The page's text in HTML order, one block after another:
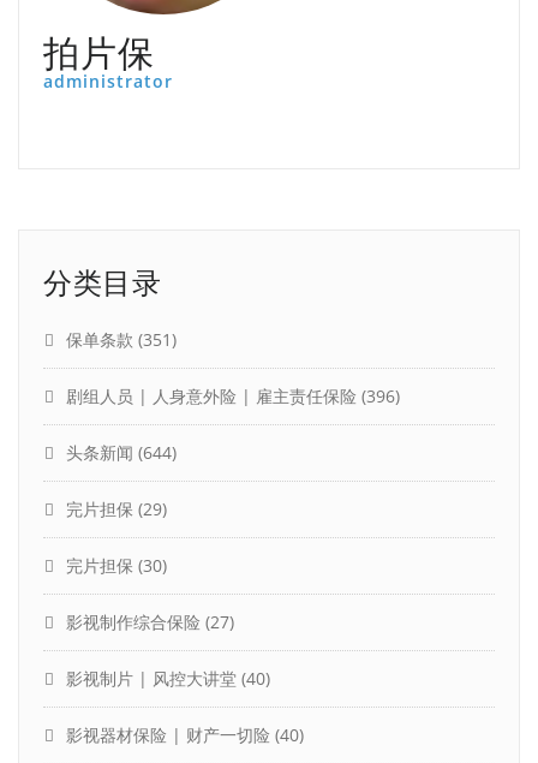
拍片保
administrator
分类目录
保单条款 (351)
剧组人员 | 人身意外险 | 雇主责任保险 (396)
头条新闻 (644)
完片担保 (29)
完片担保 (30)
影视制作综合保险 (27)
影视制片 | 风控大讲堂 (40)
影视器材保险 | 财产一切险 (40)